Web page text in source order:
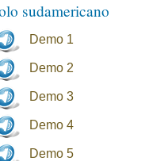
sudamericano
Demo 1
Demo 2
Demo 3
Demo 4
Demo 5